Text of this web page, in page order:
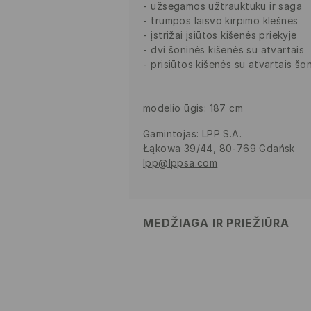
užsegamos užtrauktuku ir saga
trumpos laisvo kirpimo klešnės
įstrižai įsiūtos kišenės priekyje
dvi šoninės kišenės su atvartais
prisiūtos kišenės su atvartais
modelio ūgis: 187 cm
Gamintojas: LPP S.A.
Łąkowa 39/44, 80-769 Gdańsk
lpp@lppsa.com
MEDŽIAGA IR PRIEŽIŪRA